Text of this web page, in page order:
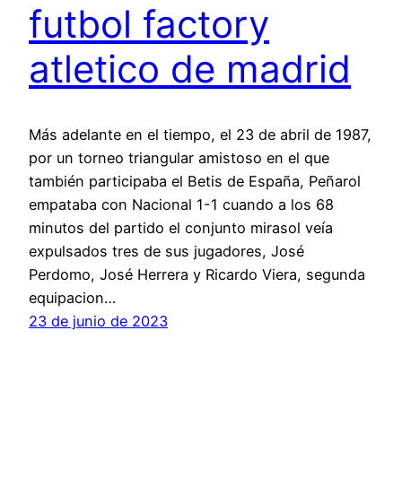
futbol factory
atletico de madrid
Más adelante en el tiempo, el 23 de abril de 1987,
por un torneo triangular amistoso en el que
también participaba el Betis de España, Peñarol
empataba con Nacional 1-1 cuando a los 68
minutos del partido el conjunto mirasol veía
expulsados tres de sus jugadores, José
Perdomo, José Herrera y Ricardo Viera, segunda
equipacion…
23 de junio de 2023